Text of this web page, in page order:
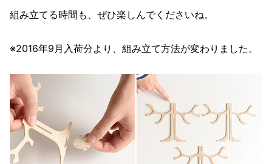
組み立てる時間も、ぜひ楽しんでくださいね。
※2016年9月入荷分より、組み立て方法が変わりました。